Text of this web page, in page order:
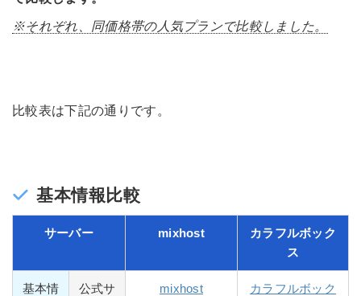
※それぞれ、同価格帯の人気プランで比較しました。
比較表は下記の通りです。
基本情報比較
サーバー mixhost
カラフルボック
ス
基本情
公式サ
mixhost
カラフルボック